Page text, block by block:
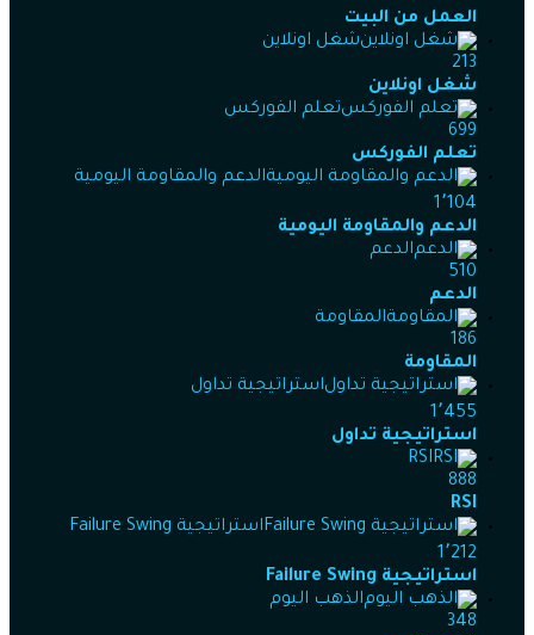
العمل من البيت
شغل اونلاين
213
شغل اونلاين
تعلم الفوركس
699
تعلم الفوركس
الدعم والمقاومة اليومية
1٬104
الدعم والمقاومة اليومية
الدعم
510
الدعم
المقاومة
186
المقاومة
استراتيجية تداول
1٬455
استراتيجية تداول
RSI
888
RSI
استراتيجية Failure Swing
1٬212
استراتيجية Failure Swing
الذهب اليوم
348